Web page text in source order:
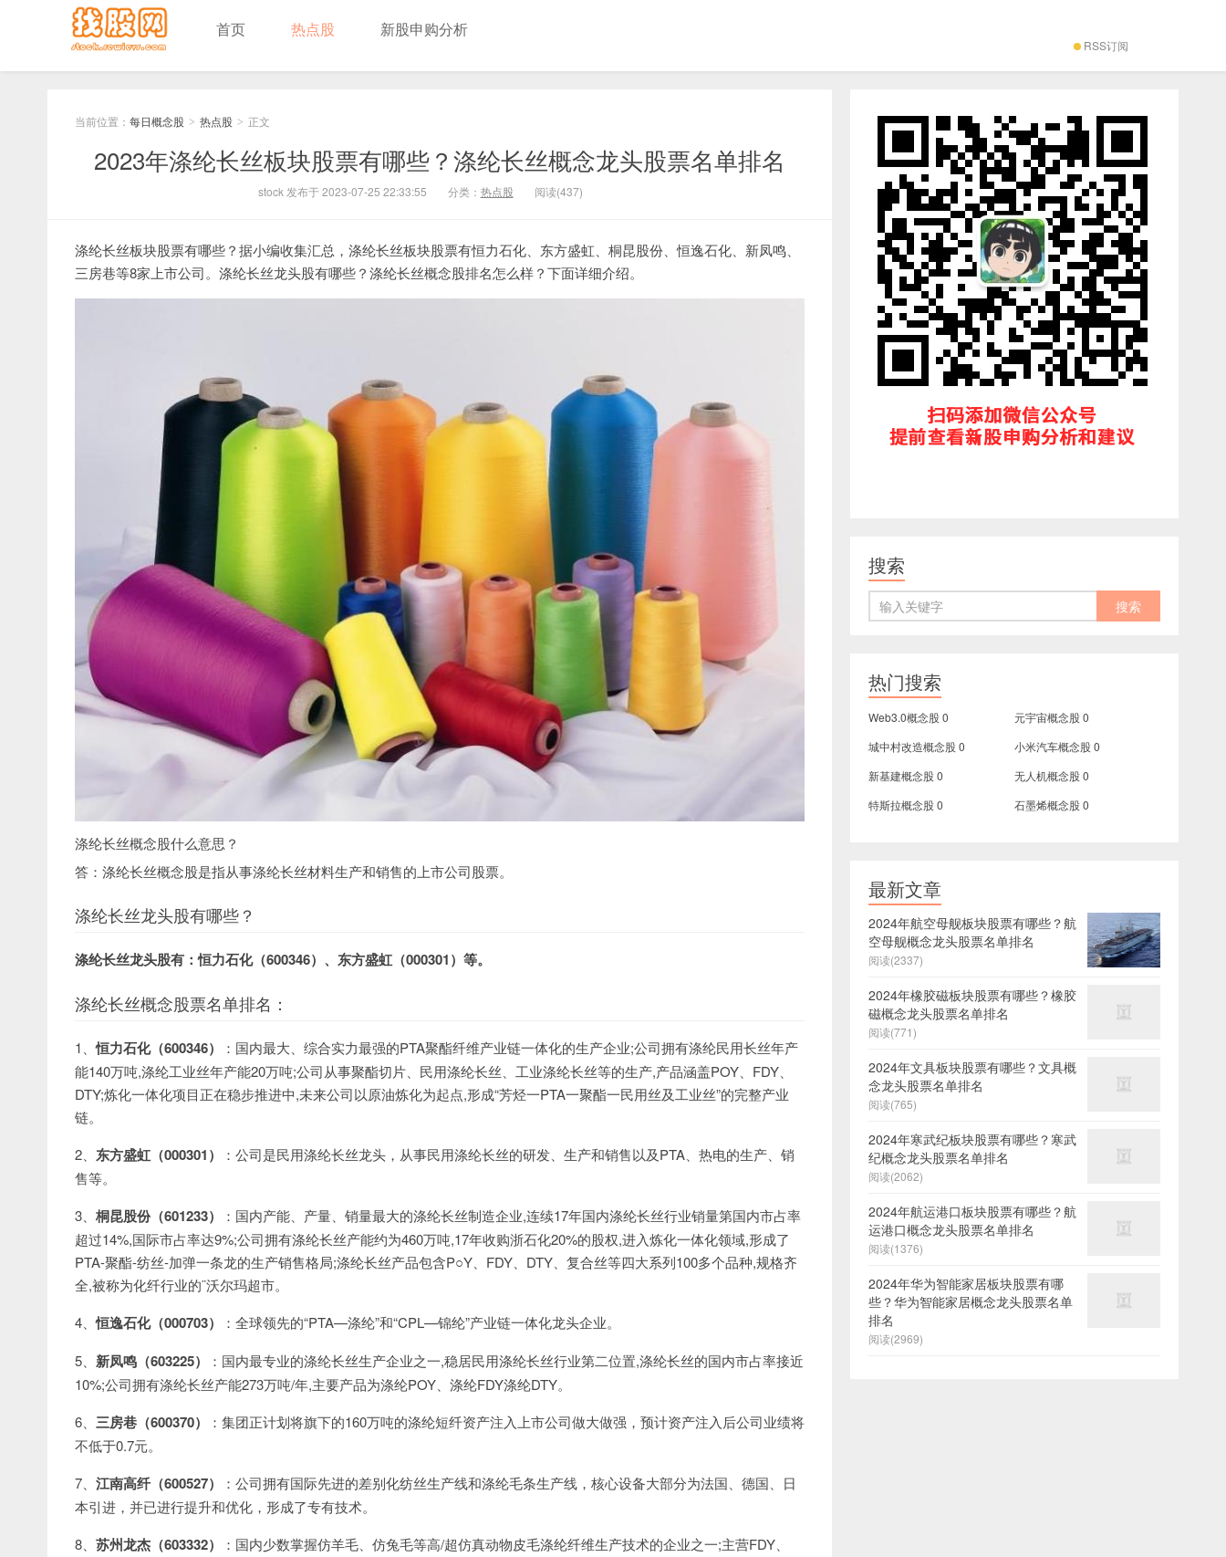
首页 热点股 新股申购分析
RSS订阅
当前位置： 每日概念股 > 热点股 > 正文
2023年涤纶长丝板块股票有哪些？涤纶长丝概念龙头股票名单排名
stock 发布于 2023-07-25 22:33:55 分类： 热点股 阅读(437)
涤纶长丝板块股票有哪些？据小编收集汇总，涤纶长丝板块股票有恒力石化、东方盛虹、桐昆股份、恒逸石化、新凤鸣、
三房巷等8家上市公司。涤纶长丝龙头股有哪些？涤纶长丝概念股排名怎么样？下面详细介绍。
涤纶长丝概念股什么意思？
答：涤纶长丝概念股是指从事涤纶长丝材料生产和销售的上市公司股票。
涤纶长丝龙头股有哪些？
涤纶长丝龙头股有：恒力石化（600346）、东方盛虹（000301）等。
涤纶长丝概念股票名单排名：
1、恒力石化（600346）
：国内最大、综合实力最强的PTA聚酯纤维产业链一体化的生产企业;公司拥有涤纶民用长丝年产
能140万吨,涤纶工业丝年产能20万吨;公司从事聚酯切片、民用涤纶长丝、工业涤纶长丝等的生产,产品涵盖POY、FDY、
DTY;炼化一体化项目正在稳步推进中,未来公司以原油炼化为起点,形成“芳烃一PTA一聚酯一民用丝及工业丝”的完整产业
链。
2、 东方盛虹（000301）
：公司是民用涤纶长丝龙头，从事民用涤纶长丝的研发、生产和销售以及PTA、热电的生产、销
售等。
3、 桐昆股份（601233）
：国内产能、产量、销量最大的涤纶长丝制造企业,连续17年国内涤纶长丝行业销量第国内市占率
超过14%,国际市占率达9%;公司拥有涤纶长丝产能约为460万吨,17年收购浙石化20%的股权,进入炼化一体化领域,形成了
PTA-聚酯-纺丝-加弹一条龙的生产销售格局;涤纶长丝产品包含P○Y、FDY、DTY、复合丝等四大系列100多个品种,规格齐
全,被称为化纤行业的¨沃尔玛超市。
4、恒逸石化（000703）
：全球领先的“PTA—涤纶”和“CPL—锦纶”产业链一体化龙头企业。
5、 新凤鸣（603225）
：国内最专业的涤纶长丝生产企业之一,稳居民用涤纶长丝行业第二位置,涤纶长丝的国内市占率接近
10%;公司拥有涤纶长丝产能273万吨/年,主要产品为涤纶POY、涤纶FDY涤纶DTY。
6、 三房巷（600370）
：集团正计划将旗下的160万吨的涤纶短纤资产注入上市公司做大做强，预计资产注入后公司业绩将
不低于0.7元。
7、 江南高纤（600527）
：公司拥有国际先进的差别化纺丝生产线和涤纶毛条生产线，核心设备大部分为法国、德国、日
本引进，并已进行提升和优化，形成了专有技术。
8、 苏州龙杰（603332）
：国内少数掌握仿羊毛、仿兔毛等高/超仿真动物皮毛涤纶纤维生产技术的企业之一;主营FDY、
搜索
热门搜索
Web3.0概念股0 元宇宙概念股0
城中村改造概念股0 小米汽车概念股0
新基建概念股0 无人机概念股0
特斯拉概念股0 石墨烯概念股0
最新文章
2024年航空母舰板块股票有哪些？航
空母舰概念龙头股票名单排名
阅读(2337)
2024年橡胶磁板块股票有哪些？橡胶
磁概念龙头股票名单排名
阅读(771)
2024年文具板块股票有哪些？文具概
念龙头股票名单排名
阅读(765)
2024年寒武纪板块股票有哪些？寒武
纪概念龙头股票名单排名
阅读(2062)
2024年航运港口板块股票有哪些？航
运港口概念龙头股票名单排名
阅读(1376)
2024年华为智能家居板块股票有哪
些？华为智能家居概念龙头股票名单
排名
阅读(2969)